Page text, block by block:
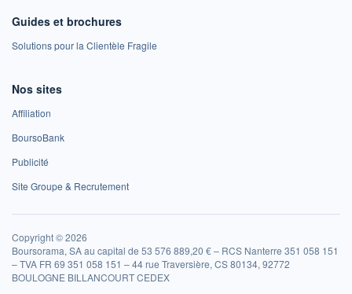
Guides et brochures
Solutions pour la Clientèle Fragile
Nos sites
Affiliation
BoursoBank
Publicité
Site Groupe & Recrutement
Copyright © 2026
Boursorama, SA au capital de 53 576 889,20 € – RCS Nanterre 351 058 151
– TVA FR 69 351 058 151 – 44 rue Traversière, CS 80134, 92772
BOULOGNE BILLANCOURT CEDEX